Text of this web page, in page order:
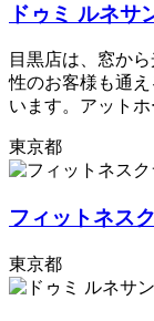
ドゥミ ルネ
目黒店は、窓か
性のお客様も通
います。アットホ
東京都
フィットネス
東京都